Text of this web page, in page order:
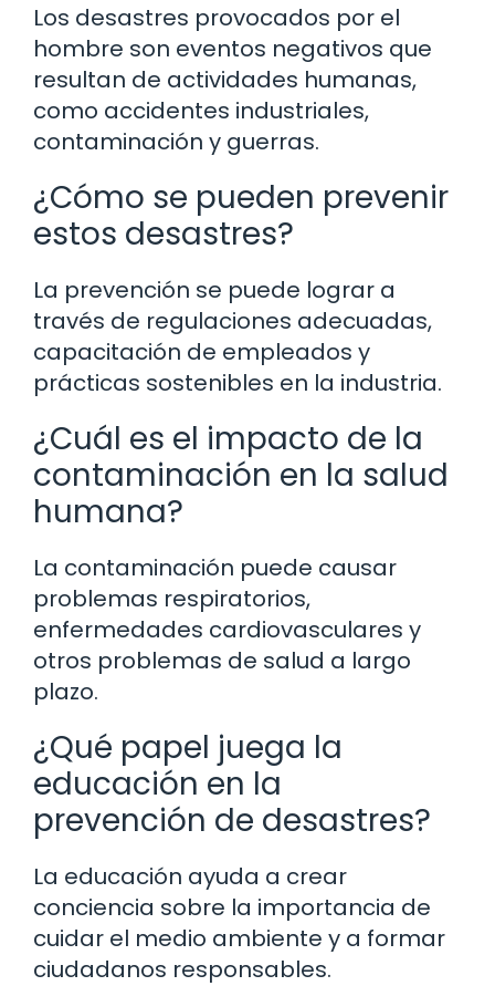
Los desastres provocados por el
hombre son eventos negativos que
resultan de actividades humanas,
como accidentes industriales,
contaminación y guerras.
¿Cómo se pueden prevenir
estos desastres?
La prevención se puede lograr a
través de regulaciones adecuadas,
capacitación de empleados y
prácticas sostenibles en la industria.
¿Cuál es el impacto de la
contaminación en la salud
humana?
La contaminación puede causar
problemas respiratorios,
enfermedades cardiovasculares y
otros problemas de salud a largo
plazo.
¿Qué papel juega la
educación en la
prevención de desastres?
La educación ayuda a crear
conciencia sobre la importancia de
cuidar el medio ambiente y a formar
ciudadanos responsables.